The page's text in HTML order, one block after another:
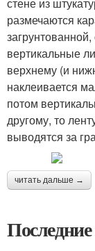
размечаются
вертикальные
верхнему (и
наклеивается
потом
другому, то
выводятся за
читать дальше →